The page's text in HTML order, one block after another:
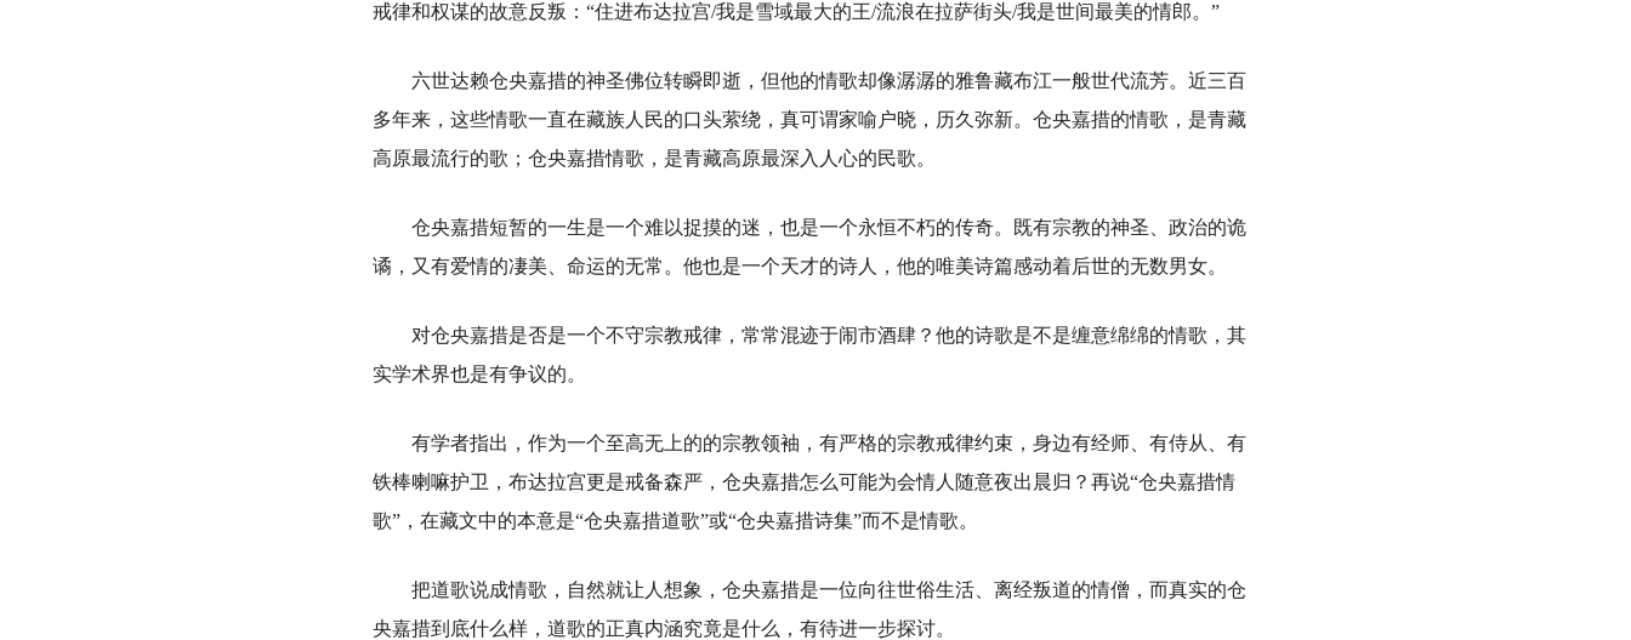
戒律和权谋的故意反叛：“住进布达拉宫/我是雪域最大的王/流浪在拉萨街头/我是世间最美的情郎。”
六世达赖仓央嘉措的神圣佛位转瞬即逝，但他的情歌却像潺潺的雅鲁藏布江一般世代流芳。近三百
多年来，这些情歌一直在藏族人民的口头萦绕，真可谓家喻户晓，历久弥新。仓央嘉措的情歌，是青藏
高原最流行的歌；仓央嘉措情歌，是青藏高原最深入人心的民歌。
仓央嘉措短暂的一生是一个难以捉摸的迷，也是一个永恒不朽的传奇。既有宗教的神圣、政治的诡
谲，又有爱情的凄美、命运的无常。他也是一个天才的诗人，他的唯美诗篇感动着后世的无数男女。
对仓央嘉措是否是一个不守宗教戒律，常常混迹于闹市酒肆？他的诗歌是不是缠意绵绵的情歌，其
实学术界也是有争议的。
有学者指出，作为一个至高无上的的宗教领袖，有严格的宗教戒律约束，身边有经师、有侍从、有
铁棒喇嘛护卫，布达拉宫更是戒备森严，仓央嘉措怎么可能为会情人随意夜出晨归？再说“仓央嘉措情
歌”，在藏文中的本意是“仓央嘉措道歌”或“仓央嘉措诗集”而不是情歌。
把道歌说成情歌，自然就让人想象，仓央嘉措是一位向往世俗生活、离经叛道的情僧，而真实的仓
央嘉措到底什么样，道歌的正真内涵究竟是什么，有待进一步探讨。